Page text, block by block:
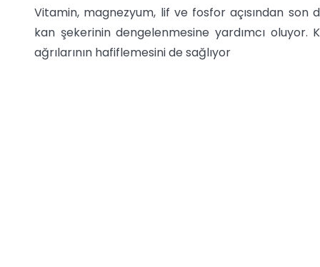
Vitamin, magnezyum, lif ve fosfor açısından son
kan şekerinin dengelenmesine yardımcı oluyor.
ağrılarının hafiflemesini de sağlıyor